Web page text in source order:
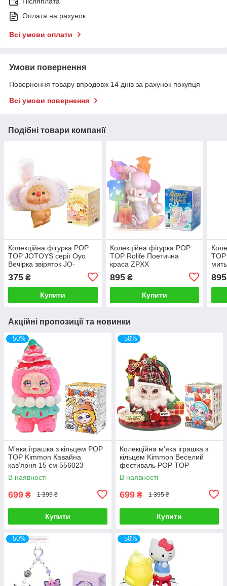
Оплата на рахунок
Всі умови оплати
Умови повернення
Повернення товару впродовж 14 днів за рахунок покупця
Всі умови повернення
Подібні товари компанії
Колекційна фігурка POP
TOP JOTOYS серії Oyo
Вечірка звіряток JO-
375 ₴
Купити
Колекційна фігурка POP
TOP Rolife Поетична
краса ZPXX
895₴
Купити
895
Акційні пропозиції та новинки
–50%
М’яка іграшка з кільцем POP
TOP Kimmon Кавайна
кав’ярня 15 см 556023
В наявності
699 ₴ 1 395 ₴
Купити
–50%
Колекційна м’яка іграшка з
кільцем Kimmon Веселий
фестиваль POP TOP
1983toys 556031
В наявності
699 ₴ 1 395 ₴
Купити
–50% –50%